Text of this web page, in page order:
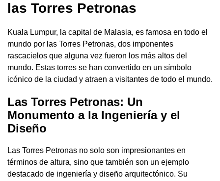
las Torres Petronas
Kuala Lumpur, la capital de Malasia, es famosa en todo el
mundo por las Torres Petronas, dos imponentes
rascacielos que alguna vez fueron los más altos del
mundo. Estas torres se han convertido en un símbolo
icónico de la ciudad y atraen a visitantes de todo el mundo.
Las Torres Petronas: Un
Monumento a la Ingeniería y el
Diseño
Las Torres Petronas no solo son impresionantes en
términos de altura, sino que también son un ejemplo
destacado de ingeniería y diseño arquitectónico. Su